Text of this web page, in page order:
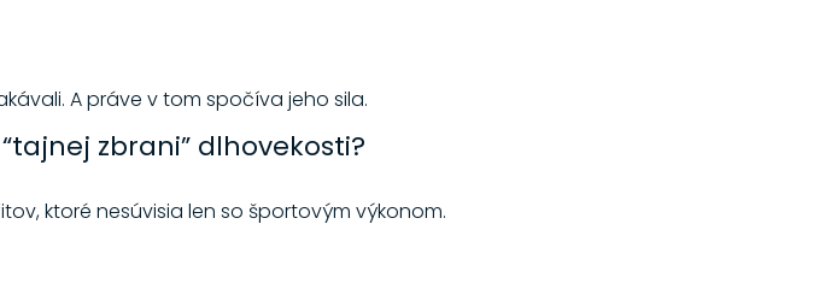
A práve v tom spočíva jeho sila.
zbrani” dlhovekosti?
ktoré nesúvisia len so športovým výkonom.